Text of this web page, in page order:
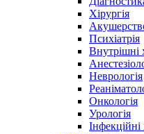
Хірургія
Психіатрія
Внутрішні
Неврологія
Онкологія
Урологія
Інфекційні